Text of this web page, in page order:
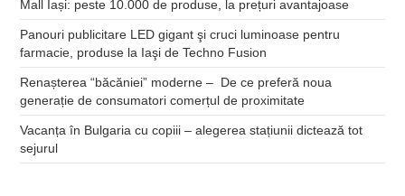
Mall Iași: peste 10.000 de produse, la prețuri avantajoase
Panouri publicitare LED gigant şi cruci luminoase pentru
farmacie, produse la Iaşi de Techno Fusion
Renașterea “băcăniei” moderne – De ce preferă noua
generație de consumatori comerțul de proximitate
Vacanța în Bulgaria cu copiii – alegerea stațiunii dictează tot
sejurul